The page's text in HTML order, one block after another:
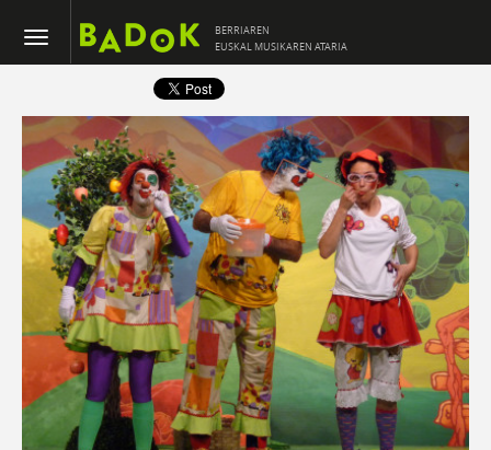
BERRIAREN
EUSKAL MUSIKAREN ATARIA